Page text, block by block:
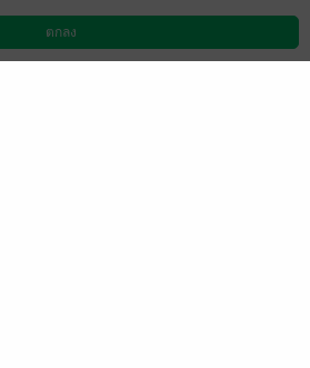
ป วิธีการใช้งาน ติดต่อเรา
ตกลง